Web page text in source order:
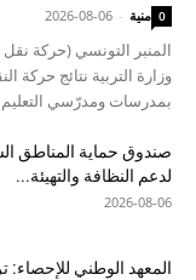
منية -
2026-08-06 0
المنبر التونسي (حركة
وزارة التربية نتائج حركة
بمدرسات ومدرّسي التعليم
لدعم النظافة والتهيئة...
2026-08-06
المعهد الوطني للإحصاء: